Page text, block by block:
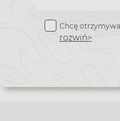
do
newslettera
Chcę
rozwiń>